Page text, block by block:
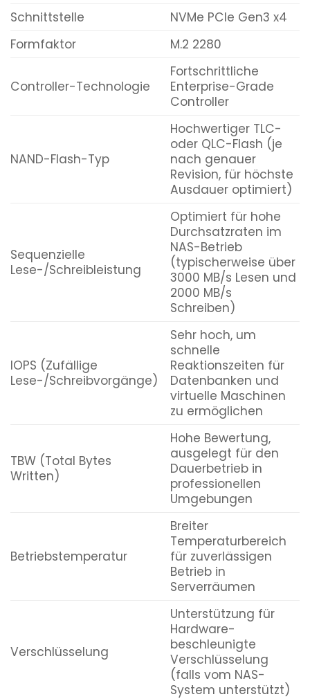
Schnittstelle
NVMe PCIe Gen3 x4
Formfaktor
M.2 2280
Controller-Technologie
Fortschrittliche
Enterprise-Grade
Controller
NAND-Flash-Typ
Hochwertiger TLC-
oder QLC-Flash (je
nach genauer
Revision, für höchste
Ausdauer optimiert)
Sequenzielle
Lese-/Schreibleistung
Optimiert für hohe
Durchsatzraten im
NAS-Betrieb
(typischerweise über
3000 MB/s Lesen und
2000 MB/s
Schreiben)
IOPS (Zufällige
Lese-/Schreibvorgänge)
Sehr hoch, um
schnelle
Reaktionszeiten für
Datenbanken und
virtuelle Maschinen
zu ermöglichen
TBW (Total Bytes
Written)
Hohe Bewertung,
ausgelegt für den
Dauerbetrieb in
professionellen
Umgebungen
Betriebstemperatur
Breiter
Temperaturbereich
für zuverlässigen
Betrieb in
Serverräumen
Verschlüsselung
Unterstützung für
Hardware-
beschleunigte
Verschlüsselung
(falls vom NAS-
System unterstützt)